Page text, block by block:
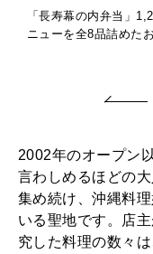
「長寿幕の内弁当」
ニューを全8品詰めた
2002年のオープン
言わしめるほどの
集め続け、沖縄料
いる聖地です。店
究した料理の数々